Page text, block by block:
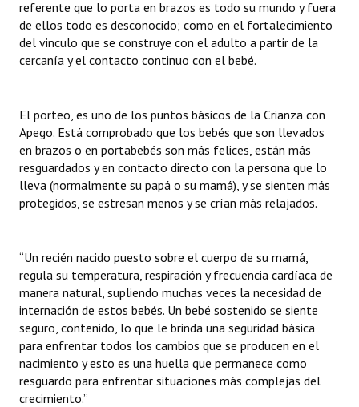
referente que lo porta en brazos es todo su mundo y fuera
de ellos todo es desconocido; como en el fortalecimiento
del vinculo que se construye con el adulto a partir de la
cercanía y el contacto continuo con el bebé.
El porteo, es uno de los puntos básicos de la Crianza con
Apego. Está comprobado que los bebés que son llevados
en brazos o en portabebés son más felices, están más
resguardados y en contacto directo con la persona que lo
lleva (normalmente su papá o su mamá), y se sienten más
protegidos, se estresan menos y se crían más relajados.
“Un recién nacido puesto sobre el cuerpo de su mamá,
regula su temperatura, respiración y frecuencia cardíaca de
manera natural, supliendo muchas veces la necesidad de
internación de estos bebés. Un bebé sostenido se siente
seguro, contenido, lo que le brinda una seguridad básica
para enfrentar todos los cambios que se producen en el
nacimiento y esto es una huella que permanece como
resguardo para enfrentar situaciones más complejas del
crecimiento.”